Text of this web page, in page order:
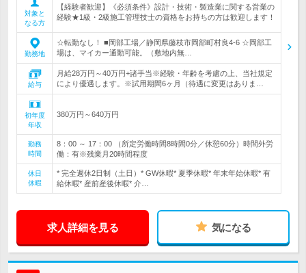
対象と
なる方
【経験者歓迎】《必須条件》設計・技術・製造業に関する営業の
経験★1級・2級施工管理技士の資格をお持ちの方は歓迎します！
勤務地
☆転勤なし！ ■岡部工場／静岡県藤枝市岡部町村良4-6 ☆岡部工
場は、マイカー通勤可能。（敷地内無…
給与
月給28万円～40万円+諸手当※経験・年齢を考慮の上、当社規定
により優遇します。※試用期間6ヶ月（待遇に変更はありま…
初年度
年収
380万円～640万円
勤務
時間
8：00 ～ 17：00 （所定労働時間8時間0分／休憩60分）時間外労
働：有※残業月20時間程度
休日
休暇
* 完全週休2日制（土日）* GW休暇* 夏季休暇* 年末年始休暇* 有
給休暇* 産前産後休暇* 介…
求人詳細を見る 気になる